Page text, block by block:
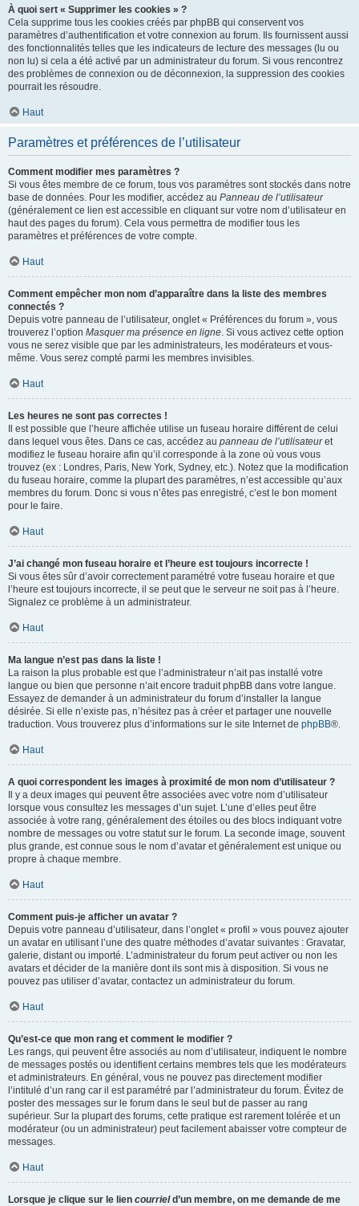
À quoi sert « Supprimer les cookies » ?
Cela supprime tous les cookies créés par phpBB qui conservent vos
paramètres d’authentification et votre connexion au forum. Ils fournissent aussi
des fonctionnalités telles que les indicateurs de lecture des messages (lu ou
non lu) si cela a été activé par un administrateur du forum. Si vous rencontrez
des problèmes de connexion ou de déconnexion, la suppression des cookies
pourrait les résoudre.
Haut
Paramètres et préférences de l’utilisateur
Comment modifier mes paramètres ?
Si vous êtes membre de ce forum, tous vos paramètres sont stockés dans notre
base de données. Pour les modifier, accédez au Panneau de l’utilisateur
(généralement ce lien est accessible en cliquant sur votre nom d’utilisateur en
haut des pages du forum). Cela vous permettra de modifier tous les
paramètres et préférences de votre compte.
Haut
Comment empêcher mon nom d’apparaître dans la liste des membres
connectés ?
Depuis votre panneau de l’utilisateur, onglet « Préférences du forum », vous
trouverez l’option Masquer ma présence en ligne. Si vous activez cette option
vous ne serez visible que par les administrateurs, les modérateurs et vous-
même. Vous serez compté parmi les membres invisibles.
Haut
Les heures ne sont pas correctes !
Il est possible que l’heure affichée utilise un fuseau horaire différent de celui
dans lequel vous êtes. Dans ce cas, accédez au panneau de l’utilisateuret
modifiez le fuseau horaire afin qu’il corresponde à la zone où vous vous
trouvez (ex : Londres, Paris, New York, Sydney, etc.). Notez que la modification
du fuseau horaire, comme la plupart des paramètres, n’est accessible qu’aux
membres du forum. Donc si vous n’êtes pas enregistré, c’est le bon moment
pour le faire.
Haut
J’ai changé mon fuseau horaire et l’heure est toujours incorrecte !
Si vous êtes sûr d’avoir correctement paramétré votre fuseau horaire et que
l’heure est toujours incorrecte, il se peut que le serveur ne soit pas à l’heure.
Signalez ce problème à un administrateur.
Haut
Ma langue n’est pas dans la liste !
La raison la plus probable est que l’administrateur n’ait pas installé votre
langue ou bien que personne n’ait encore traduit phpBB dans votre langue.
Essayez de demander à un administrateur du forum d’installer la langue
désirée. Si elle n’existe pas, n’hésitez pas à créer et partager une nouvelle
traduction. Vous trouverez plus d’informations sur le site Internet de phpBB®.
Haut
A quoi correspondent les images à proximité de mon nom d’utilisateur ?
Il y a deux images qui peuvent être associées avec votre nom d’utilisateur
lorsque vous consultez les messages d’un sujet. L’une d’elles peut être
associée à votre rang, généralement des étoiles ou des blocs indiquant votre
nombre de messages ou votre statut sur le forum. La seconde image, souvent
plus grande, est connue sous le nom d’avatar et généralement est unique ou
propre à chaque membre.
Haut
Comment puis-je afficher un avatar ?
Depuis votre panneau d’utilisateur, dans l’onglet « profil » vous pouvez ajouter
un avatar en utilisant l’une des quatre méthodes d’avatar suivantes : Gravatar,
galerie, distant ou importé. L’administrateur du forum peut activer ou non les
avatars et décider de la manière dont ils sont mis à disposition. Si vous ne
pouvez pas utiliser d’avatar, contactez un administrateur du forum.
Haut
Qu’est-ce que mon rang et comment le modifier ?
Les rangs, qui peuvent être associés au nom d’utilisateur, indiquent le nombre
de messages postés ou identifient certains membres tels que les modérateurs
et administrateurs. En général, vous ne pouvez pas directement modifier
l’intitulé d’un rang car il est paramétré par l’administrateur du forum. Évitez de
poster des messages sur le forum dans le seul but de passer au rang
supérieur. Sur la plupart des forums, cette pratique est rarement tolérée et un
modérateur (ou un administrateur) peut facilement abaisser votre compteur de
messages.
Haut
Lorsque je clique sur le lien courrield’un membre, on me demande de me